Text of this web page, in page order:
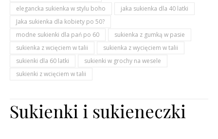
elegancka sukienka w stylu boho
jaka sukienka dla 40 latki
Jaka sukienka dla kobiety po 50?
modne sukienki dla pań po 60
sukienka z gumką w pasie
sukienka z wcięciem w talii
sukienka z wycięciem w talii
sukienki dla 60 latki
sukienki w grochy na wesele
sukienki z wcięciem w talii
Sukienki i sukieneczki